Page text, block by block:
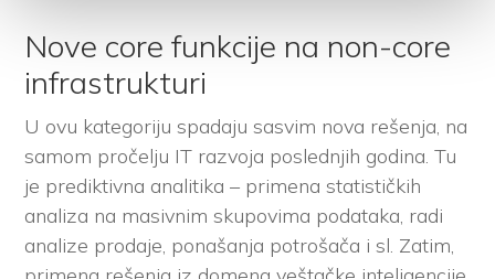
Nove core funkcije na non-core
infrastrukturi
U ovu kategoriju spadaju sasvim nova rešenja, na
samom pročelju IT razvoja poslednjih godina. Tu
je prediktivna analitika – primena statističkih
analiza na masivnim skupovima podataka, radi
analize prodaje, ponašanja potrošača i sl. Zatim,